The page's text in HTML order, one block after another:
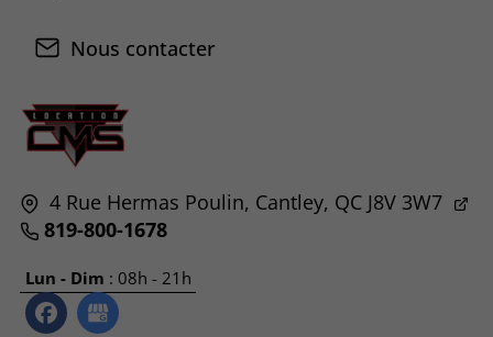
4 Rue Hermas Poulin, Cantley, QC J8V 3W7
819-800-1678
Lun - Dim : 08h - 21h
Nous contacter